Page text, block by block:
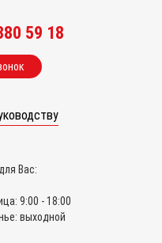
59 18
Вас:
9:00 - 18:00
выходной